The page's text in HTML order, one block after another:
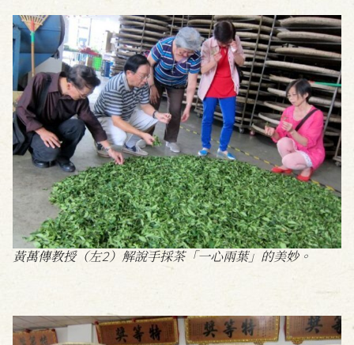
黃萬傳教授（左2）解說手採茶「一心兩葉」的美妙。